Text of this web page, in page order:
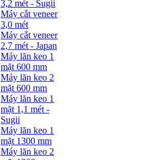
3,2 mét - Sugii
Máy cắt veneer
3,0 mét
Máy cắt veneer
2,7 mét - Japan
Máy lăn keo 1
mặt 600 mm
Máy lăn keo 2
mặt 600 mm
Máy lăn keo 1
mặt 1,1 mét -
Sugii
Máy lăn keo 1
mặt 1300 mm
Máy lăn keo 2